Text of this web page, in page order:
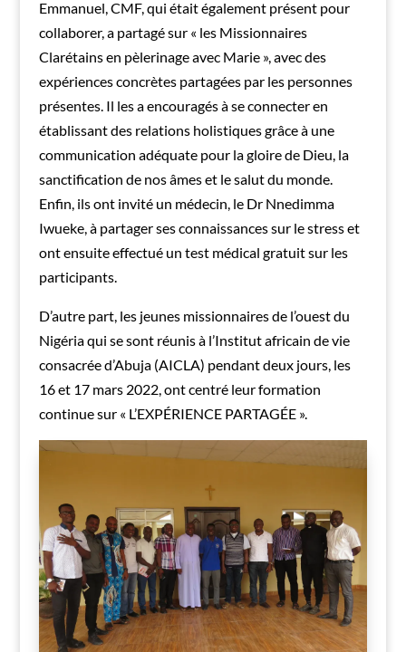
Emmanuel, CMF, qui était également présent pour
collaborer, a partagé sur « les Missionnaires
Clarétains en pèlerinage avec Marie », avec des
expériences concrètes partagées par les personnes
présentes. Il les a encouragés à se connecter en
établissant des relations holistiques grâce à une
communication adéquate pour la gloire de Dieu, la
sanctification de nos âmes et le salut du monde.
Enfin, ils ont invité un médecin, le Dr Nnedimma
Iwueke, à partager ses connaissances sur le stress et
ont ensuite effectué un test médical gratuit sur les
participants.
D’autre part, les jeunes missionnaires de l’ouest du
Nigéria qui se sont réunis à l’Institut africain de vie
consacrée d’Abuja (AICLA) pendant deux jours, les
16 et 17 mars 2022, ont centré leur formation
continue sur « L’EXPÉRIENCE PARTAGÉE ».